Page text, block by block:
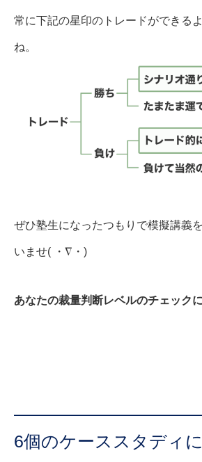
常に下記の星印のトレードができる
ね。
ぜひ塾生になったつもりで模擬講義
いませ( ・∇・)
あなたの裁量判断レベルのチェック
6個のケーススタディ